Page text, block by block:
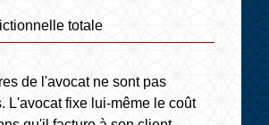
totale
de l'avocat ne sont pas
L'avocat fixe lui-même le coût